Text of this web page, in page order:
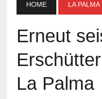
HOME LA PALMA
Erneut
La Palma